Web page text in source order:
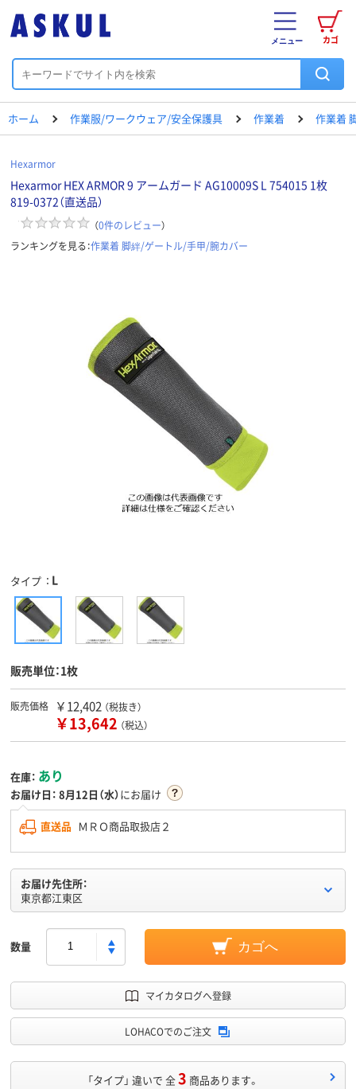
カゴ
メニュー
ホーム 作業服/ワークウェア/安全保護具 作業着 作業着
Hexarmor
Hexarmor HEX ARMOR 9 アームガード AG10009S L 754015 1枚
819-0372（直送品）
（0件のレビュー）
ランキングを見る：作業着 脚絆/ゲートル/手甲/腕カバー
タイプ L
販売単位：1枚
販売価格 ￥12,402 （税抜き）
￥13,642 （税込）
在庫： あり
お届け日： 8月12日（水）にお届け
直送品 ＭＲＯ商品取扱店２
お届け先住所：
東京都江東区
数量 カゴへ
マイカタログへ登録
LOHACOでのご注文
「タイプ」 違いで 全3 商品あります。